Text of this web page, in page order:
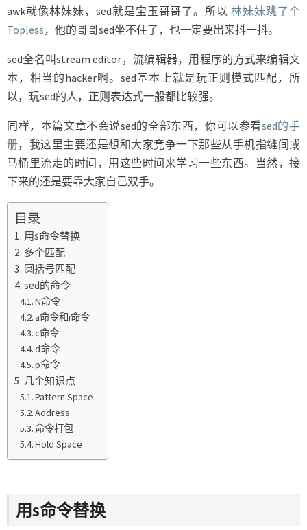
awk就像林妹妹，sed就是宝玉哥哥了。所以林妹妹跳了个
Topless，他的哥哥sed坐不住了，也一定要出来抖一抖。
sed全名叫stream editor，流编辑器，用程序的方式来编辑文
本，相当的hacker啊。sed基本上就是玩正则模式匹配，所
以，玩sed的人，正则表达式一般都比较强。
同样，本篇文章不会说sed的全部东西，你可以参看sed的手
册，我这里主要还是想和大家竞争一下那些从手机指缝间或
马桶里流走的时间，用这些时间来学习一些东西。当然，接
下来的还是要靠大家自己双手。
目录
用s命令替换
多个匹配
圆括号匹配
sed的命令
N命令
a命令和i命令
c命令
d命令
p命令
几个知识点
Pattern Space
Address
命令打包
Hold Space
用s命令替换